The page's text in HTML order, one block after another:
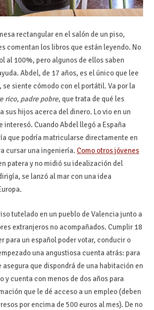
rectangular en el salón de un piso,
comentan los libros que están leyendo. No
al 100%, pero algunos de ellos saben
Abdel, de 17 años, es el único que lee
siente cómodo con el portátil. Va por la
rico, padre pobre, que trata de qué les
sus hijos acerca del dinero. Lo vio en un
interesó. Cuando Abdel llegó a España
que podría matricularse directamente en
cursar una ingeniería. Como otros jóvenes
patera y no midió su idealización del
se lanzó al mar con una idea
tutelado en un pueblo de Valencia junto a
extranjeros no acompañados. Cumplir 18
para un español poder votar, conducir o
una angustiosa cuenta atrás: para
asegura que dispondrá de una habitación en
y cuenta con menos de dos años para
que le dé acceso a un empleo (deben
por encima de 500 euros al mes). De no